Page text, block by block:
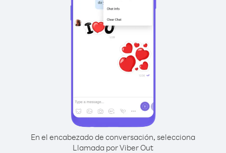
En el encabezado de conversación, selecciona
Llamada por Viber Out